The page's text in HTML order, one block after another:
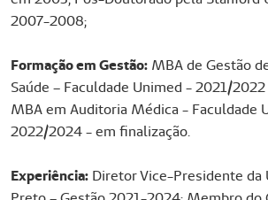
2007-2008;
Formação em Gestão: MBA de Gestão
Saúde – Faculdade Unimed - 2021/
MBA em Auditoria Médica - Faculdade
2022/2024 - em finalização.
Experiência: Diretor Vice-Presidente da